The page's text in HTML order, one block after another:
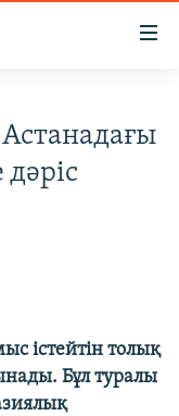
істейтін толық
Бұл туралы